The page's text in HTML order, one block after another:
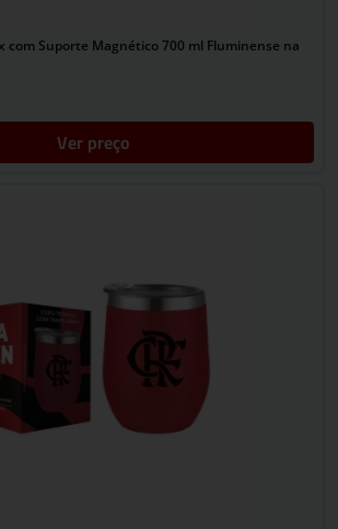
com Suporte Magnético 700 ml Fluminense na
Ver preço